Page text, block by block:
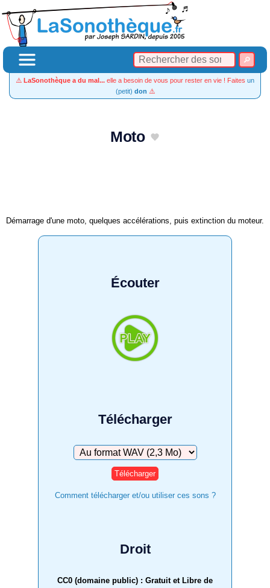
⚠️ LaSonothèque a du mal... elle a besoin de vous pour rester en vie ! Faites un
(petit) don ⚠️
Moto
Démarrage d'une moto, quelques accélérations, puis extinction du moteur.
Écouter
Télécharger
Télécharger
Comment télécharger et/ou utiliser ces sons ?
Droit
CC0 (domaine public) : Gratuit et Libre de